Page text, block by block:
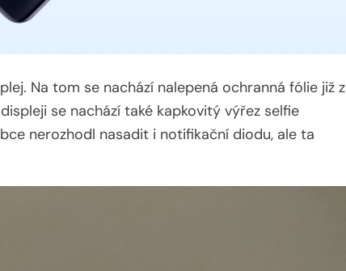
Na tom se nachází nalepená ochranná fólie již z
se nachází také kapkovitý výřez selfie
nerozhodl nasadit i notifikační diodu, ale ta